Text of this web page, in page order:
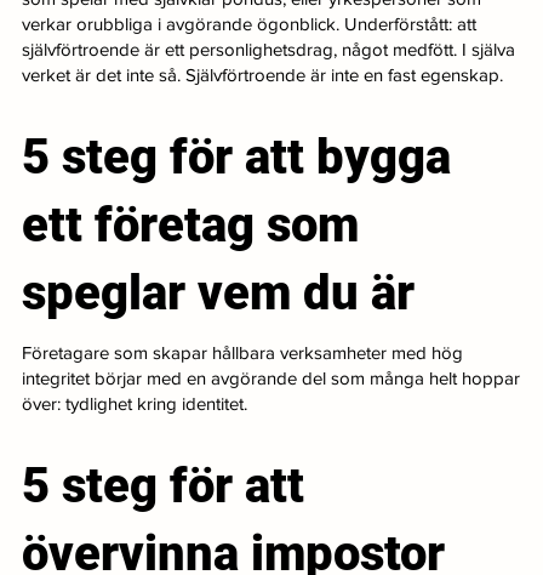
verkar orubbliga i avgörande ögonblick. Underförstått: att
självförtroende är ett personlighetsdrag, något medfött. I själva
verket är det inte så. Självförtroende är inte en fast egenskap.
5 steg för att bygga
ett företag som
speglar vem du är
Företagare som skapar hållbara verksamheter med hög
integritet börjar med en avgörande del som många helt hoppar
över: tydlighet kring identitet.
5 steg för att
övervinna impostor